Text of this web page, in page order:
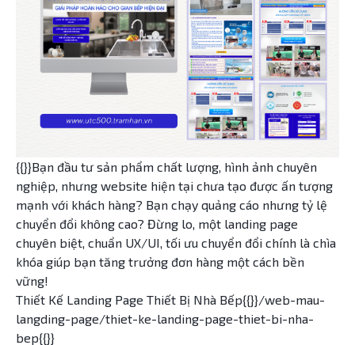
{{}}Bạn đầu tư sản phẩm chất lượng, hình ảnh chuyên
nghiệp, nhưng website hiện tại chưa tạo được ấn tượng
mạnh với khách hàng? Bạn chạy quảng cáo nhưng tỷ lệ
chuyển đổi không cao? Đừng lo, một landing page
chuyên biệt, chuẩn UX/UI, tối ưu chuyển đổi chính là chìa
khóa giúp bạn tăng trưởng đơn hàng một cách bền
vững!
Thiết Kế Landing Page Thiết Bị Nhà Bếp{{}}/web-mau-
langding-page/thiet-ke-landing-page-thiet-bi-nha-
bep{{}}